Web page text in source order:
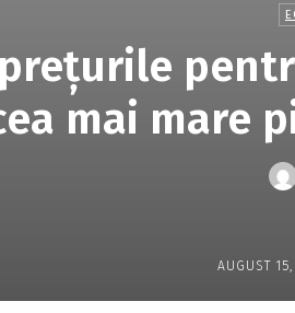
mai mare
AUGUST